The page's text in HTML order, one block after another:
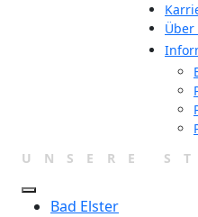
Über
UNSERE
Bad Elster